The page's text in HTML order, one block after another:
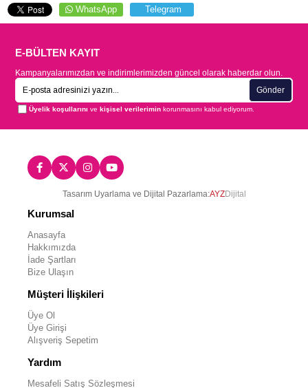
WhatsApp Telegram
E-BÜLTEN KAYIT
Kampanyalarımızdan ve indirimlerimizden güncel olarak haberdar olun.
Gönder
Üyelik koşullarını vekişisel verilerimin korunmasını kabul ediyorum.
Tasarım Uyarlama ve Dijital Pazarlama:AYZDijital
Kurumsal
Anasayfa
Hakkımızda
İade Şartları
Bize Ulaşın
Müşteri İlişkileri
Üye Ol
Üye Girişi
Alışveriş Sepetim
Yardım
Mesafeli Satış Sözleşmesi